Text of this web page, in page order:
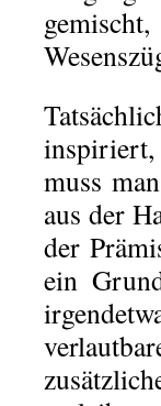
inspiriert,
muss
aus der
der
ein